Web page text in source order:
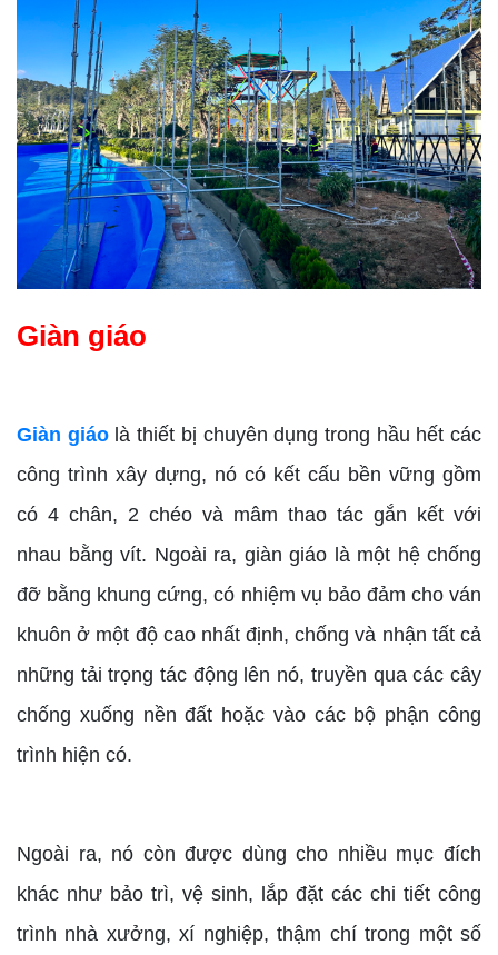
Giàn giáo
Giàn giáolà thiết bị chuyên dụng trong hầu hết các
công trình xây dựng, nó có kết cấu bền vững gồm
có 4 chân, 2 chéo và mâm thao tác gắn kết với
nhau bằng vít. Ngoài ra, giàn giáo là một hệ chống
đỡ bằng khung cứng, có nhiệm vụ bảo đảm cho ván
khuôn ở một độ cao nhất định, chống và nhận tất cả
những tải trọng tác động lên nó, truyền qua các cây
chống xuống nền đất hoặc vào các bộ phận công
trình hiện có.
Ngoài ra, nó còn được dùng cho nhiều mục đích
khác như bảo trì, vệ sinh, lắp đặt các chi tiết công
trình nhà xưởng, xí nghiệp, thậm chí trong một số